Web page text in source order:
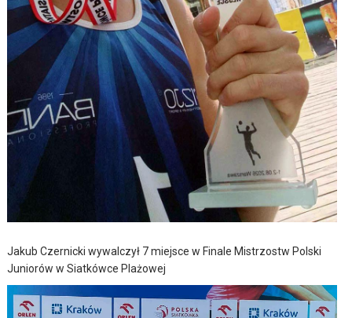
Jakub Czernicki wywalczył 7 miejsce w Finale Mistrzostw Polski
Juniorów w Siatkówce Plażowej